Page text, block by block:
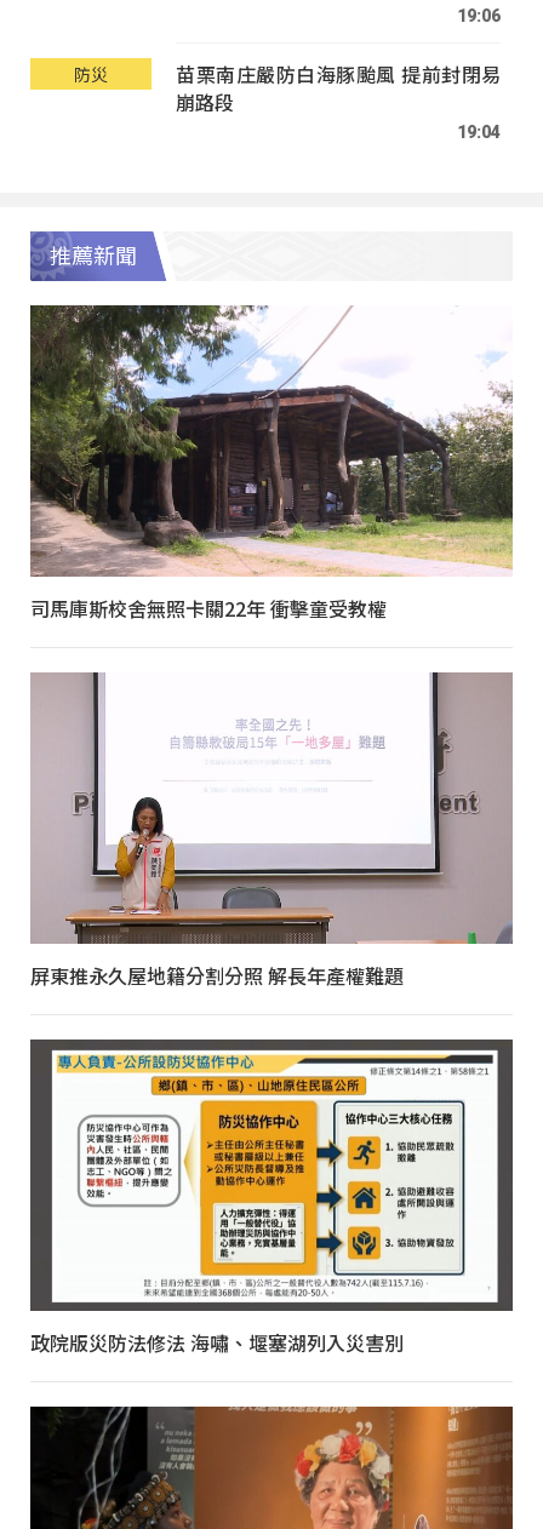
19:06
防災
苗栗南庄嚴防白海豚颱風 提前封閉易
崩路段
19:04
推薦新聞
司馬庫斯校舍無照卡關22年 衝擊童受教權
屏東推永久屋地籍分割分照 解長年產權難題
政院版災防法修法 海嘯、堰塞湖列入災害別